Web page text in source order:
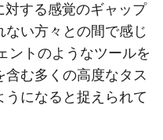
する感覚のギャップ
ない方々との間で感じ
ントのようなツールを
む多くの高度なタス
うになると捉えられて